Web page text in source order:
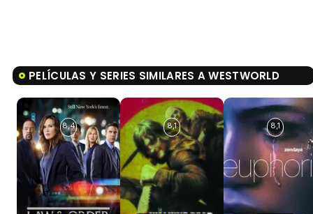
PELÍCULAS Y SERIES SIMILARES A WESTWORLD
8,4 8,1 8,1